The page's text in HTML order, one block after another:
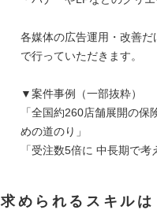
各媒体の広告運用・改善
で行っていただきます。
▼案件事例（一部抜粋）
「全国約260店舗展開の
めの道のり」
「受注数5倍に 中長期で
求められるスキルは